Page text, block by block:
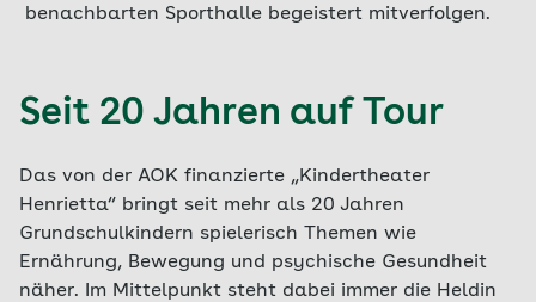
benachbarten Sporthalle begeistert mitverfolgen.
Seit 20 Jahren auf Tour
Das von der AOK finanzierte „Kindertheater
Henrietta“ bringt seit mehr als 20 Jahren
Grundschulkindern spielerisch Themen wie
Ernährung, Bewegung und psychische Gesundheit
näher. Im Mittelpunkt steht dabei immer die Heldin